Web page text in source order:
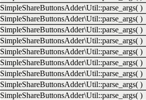
SimpleShareButtonsAdder\Util::parse_args( )
SimpleShareButtonsAdder\Util::parse_args( )
SimpleShareButtonsAdder\Util::parse_args( )
SimpleShareButtonsAdder\Util::parse_args( )
SimpleShareButtonsAdder\Util::parse_args( )
SimpleShareButtonsAdder\Util::parse_args( )
SimpleShareButtonsAdder\Util::parse_args( )
SimpleShareButtonsAdder\Util::parse_args( )
SimpleShareButtonsAdder\Util::parse_args( )